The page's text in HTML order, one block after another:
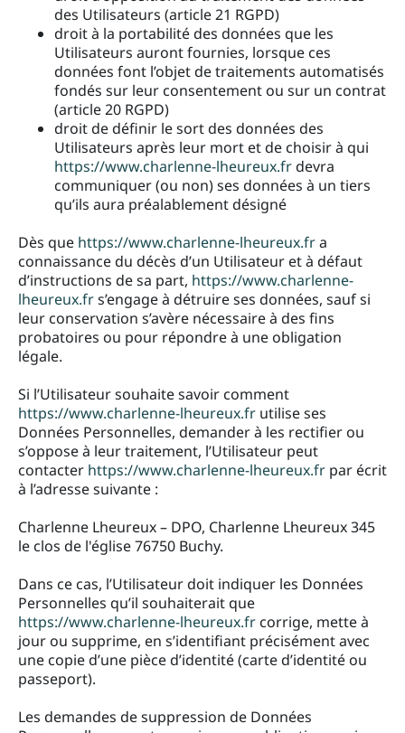
des Utilisateurs (article 21 RGPD)
droit à la portabilité des données que les
Utilisateurs auront fournies, lorsque ces
données font l’objet de traitements automatisés
fondés sur leur consentement ou sur un contrat
(article 20 RGPD)
droit de définir le sort des données des
Utilisateurs après leur mort et de choisir à qui
https://www.charlenne-lheureux.frdevra
communiquer (ou non) ses données à un tiers
qu’ils aura préalablement désigné
Dès que https://www.charlenne-lheureux.fra
connaissance du décès d’un Utilisateur et à défaut
d’instructions de sa part, https://www.charlenne-
lheureux.frs’engage à détruire ses données, sauf si
leur conservation s’avère nécessaire à des fins
probatoires ou pour répondre à une obligation
légale.
Si l’Utilisateur souhaite savoir comment
https://www.charlenne-lheureux.fr utilise ses
Données Personnelles, demander à les rectifier ou
s’oppose à leur traitement, l’Utilisateur peut
contacter https://www.charlenne-lheureux.fr par écrit
à l’adresse suivante :
Charlenne Lheureux – DPO, Charlenne Lheureux 345
le clos de l'église 76750 Buchy.
Dans ce cas, l’Utilisateur doit indiquer les Données
Personnelles qu’il souhaiterait que
https://www.charlenne-lheureux.fr corrige, mette à
jour ou supprime, en s’identifiant précisément avec
une copie d’une pièce d’identité (carte d’identité ou
passeport).
Les demandes de suppression de Données